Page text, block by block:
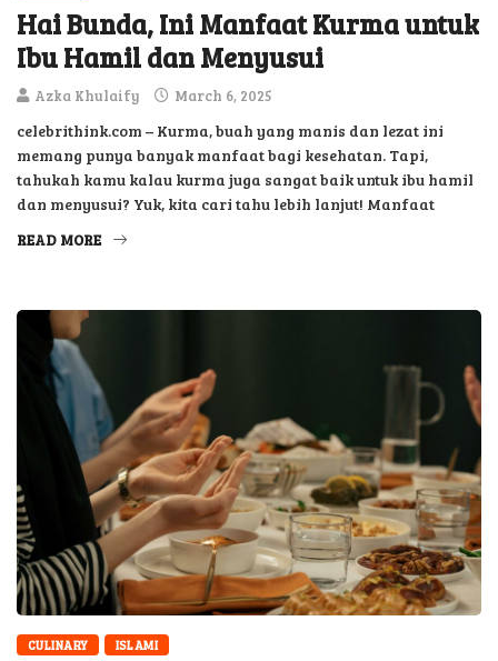
Hai Bunda, Ini Manfaat Kurma untuk
Ibu Hamil dan Menyusui
Azka Khulaify March 6, 2025
celebrithink.com – Kurma, buah yang manis dan lezat ini
memang punya banyak manfaat bagi kesehatan. Tapi,
tahukah kamu kalau kurma juga sangat baik untuk ibu hamil
dan menyusui? Yuk, kita cari tahu lebih lanjut! Manfaat
READ MORE
CULINARY ISLAMI